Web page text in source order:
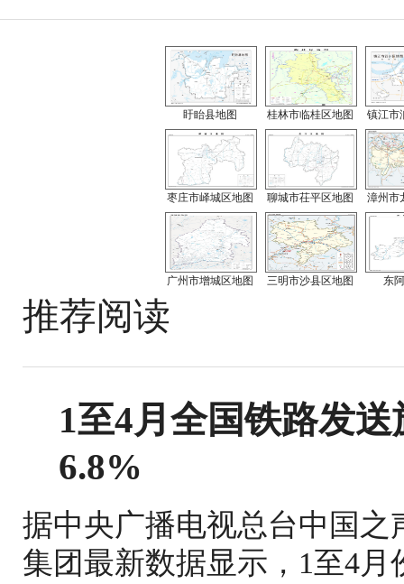
盱眙县地图 桂林市临桂区地图 镇江市
枣庄市峄城区地图 聊城市茌平区地图 漳州市
广州市增城区地图 三明市沙县区地图 东
推荐阅读
1至4月全国铁路发
6.8%
据中央广播电视总台中国
集团最新数据显示，1至4月